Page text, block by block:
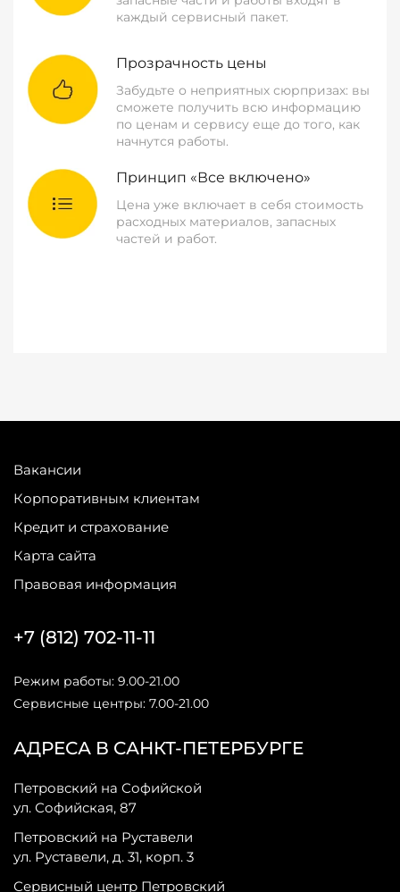
каждый сервисный пакет.
Прозрачность цены
Забудьте о неприятных сюрпризах: вы
сможете получить всю информацию
по ценам и сервису еще до того, как
начнутся работы.
Принцип «Все включено»
Цена уже включает в себя стоимость
расходных материалов, запасных
частей и работ.
Вакансии
Корпоративным клиентам
Кредит и страхование
Карта сайта
Правовая информация
АДРЕСА В САНКТ-ПЕТЕРБУРГЕ
Петровский на Софийской
ул. Софийская, 87
Петровский на Руставели
ул. Руставели, д. 31, корп. 3
Сервисный центр Петровский
+7 (812) 702-11-11
Режим работы: 9.00-21.00
Сервисные центры: 7.00-21.00